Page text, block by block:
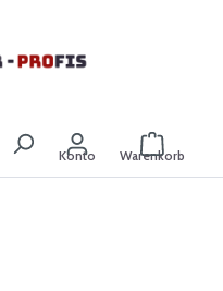
Konto Warenkorb